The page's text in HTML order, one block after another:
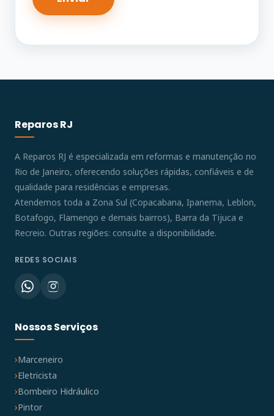
Reparos RJ
A Reparos RJ é especializada em reformas e manutenção no
Rio de Janeiro, oferecendo soluções rápidas, confiáveis e de
qualidade para residências e empresas.
Atendemos toda a Zona Sul (Copacabana, Ipanema, Leblon,
Botafogo, Flamengo e demais bairros), Barra da Tijuca e
Recreio. Outras regiões: consulte a disponibilidade.
REDES SOCIAIS
Nossos Serviços
Marceneiro
Eletricista
Bombeiro Hidráulico
Pintor